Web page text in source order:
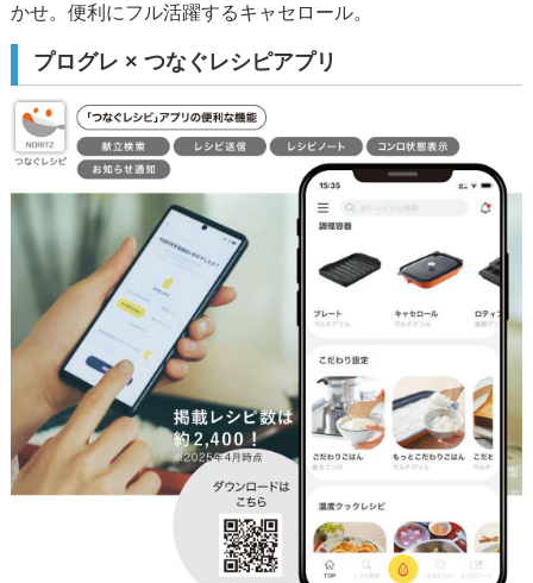
かせ。便利にフル活躍するキャセロール。
プログレ × つなぐレシピアプリ